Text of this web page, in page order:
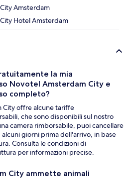
Amsterdam
Hotel Amsterdam
la mia
Novotel Amsterdam City e
completo?
City offre alcune tariffe
che sono disponibili sul nostro
camera rimborsabile, puoi cancellare
giorni prima dell'arrivo, in base
Consulta le condizioni di
per informazioni precise.
City ammette animali